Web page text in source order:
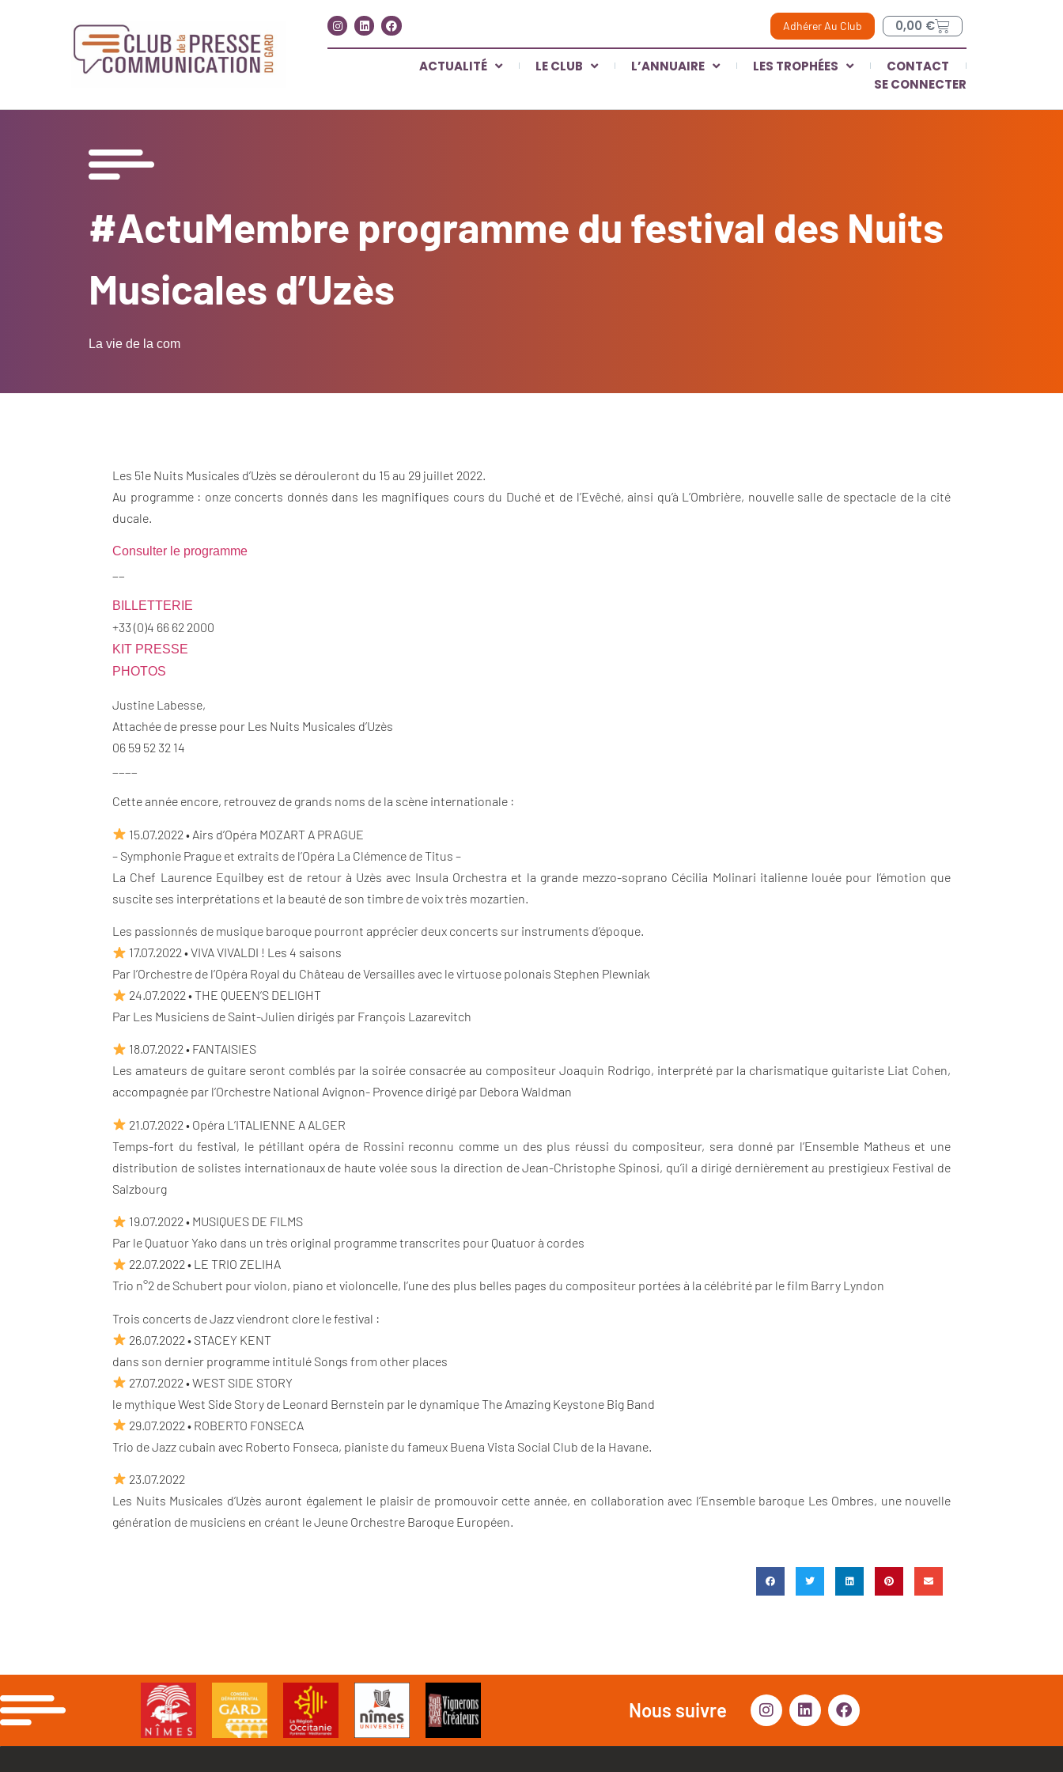
Adhérer Au Club 0,00 €
ACTUALITÉ LE CLUB L’ANNUAIRE LES TROPHÉES
CONTACT
SE CONNECTER
#ActuMembre programme du festival des Nuits
Musicales d’Uzès
La vie de la com
Les 51e Nuits Musicales d’Uzès se dérouleront du 15 au 29 juillet 2022.
Au programme : onze concerts donnés dans les magnifiques cours du Duché et de l’Evêché, ainsi qu’à L’Ombrière, nouvelle salle de spectacle de la cité
ducale.
Consulter le programme
BILLETTERIE
+33 (0)4 66 62 2000
KIT PRESSE
PHOTOS
Justine Labesse,
Attachée de presse pour Les Nuits Musicales d’Uzès
06 59 52 32 14
Cette année encore, retrouvez de grands noms de la scène internationale :
15.07.2022 • Airs d’Opéra MOZART A PRAGUE
– Symphonie Prague et extraits de l’Opéra La Clémence de Titus –
La Chef Laurence Equilbey est de retour à Uzès avec Insula Orchestra et la grande mezzo-soprano Cécilia Molinari italienne louée pour l’émotion que
suscite ses interprétations et la beauté de son timbre de voix très mozartien.
Les passionnés de musique baroque pourront apprécier deux concerts sur instruments d’époque.
17.07.2022 • VIVA VIVALDI ! Les 4 saisons
Par l’Orchestre de l’Opéra Royal du Château de Versailles avec le virtuose polonais Stephen Plewniak
24.07.2022 • THE QUEEN’S DELIGHT
Par Les Musiciens de Saint-Julien dirigés par François Lazarevitch
18.07.2022 • FANTAISIES
Les amateurs de guitare seront comblés par la soirée consacrée au compositeur Joaquin Rodrigo, interprété par la charismatique guitariste Liat Cohen,
accompagnée par l’Orchestre National Avignon- Provence dirigé par Debora Waldman
21.07.2022 • Opéra L’ITALIENNE A ALGER
Temps-fort du festival, le pétillant opéra de Rossini reconnu comme un des plus réussi du compositeur, sera donné par l’Ensemble Matheus et une
distribution de solistes internationaux de haute volée sous la direction de Jean-Christophe Spinosi, qu’il a dirigé dernièrement au prestigieux Festival de
Salzbourg
19.07.2022 • MUSIQUES DE FILMS
Par le Quatuor Yako dans un très original programme transcrites pour Quatuor à cordes
22.07.2022 • LE TRIO ZELIHA
Trio n°2 de Schubert pour violon, piano et violoncelle, l’une des plus belles pages du compositeur portées à la célébrité par le film Barry Lyndon
Trois concerts de Jazz viendront clore le festival :
26.07.2022 • STACEY KENT
dans son dernier programme intitulé Songs from other places
27.07.2022 • WEST SIDE STORY
le mythique West Side Story de Leonard Bernstein par le dynamique The Amazing Keystone Big Band
29.07.2022 • ROBERTO FONSECA
Trio de Jazz cubain avec Roberto Fonseca, pianiste du fameux Buena Vista Social Club de la Havane.
23.07.2022
Les Nuits Musicales d’Uzès auront également le plaisir de promouvoir cette année, en collaboration avec l’Ensemble baroque Les Ombres, une nouvelle
génération de musiciens en créant le Jeune Orchestre Baroque Européen.
Nous suivre